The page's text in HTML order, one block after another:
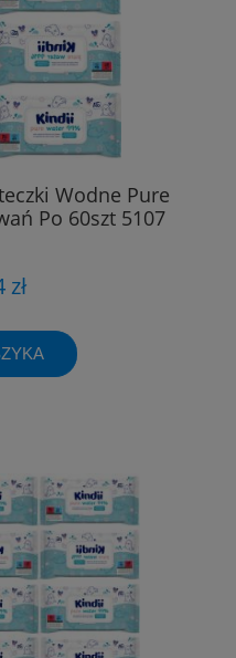
Wodne Pure
Po 60szt 5107
zł